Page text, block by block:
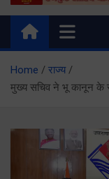
Home
राज्य
मुख्य सचिव ने भू कानून के